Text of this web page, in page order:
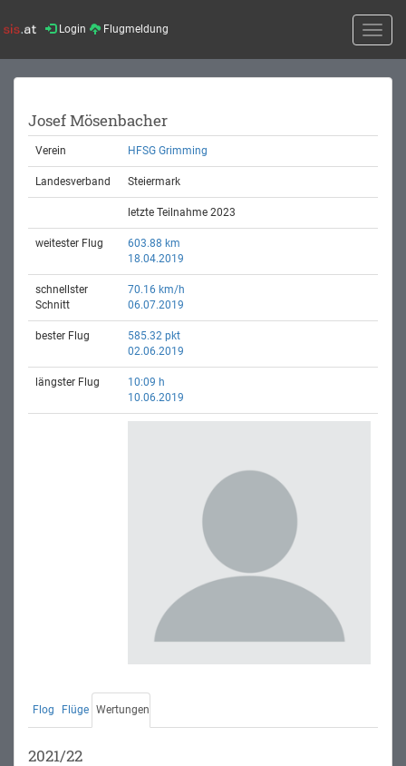
Login Flugmeldung
Toggle
Josef Mösenbacher
Verein HFSG Grimming
Landesverband Steiermark
letzte Teilnahme 2023
weitester Flug
603.88 km
18.04.2019
schnellster
Schnitt
70.16 km/h
06.07.2019
bester Flug
585.32 pkt
02.06.2019
längster Flug
10:09 h
10.06.2019
Flog Flüge Wertungen
2021/22